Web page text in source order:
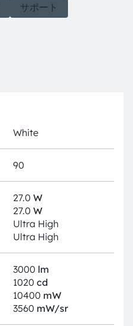
サポート
White
90
27.0 W
27.0 W
Ultra High
Ultra High
3000 lm
1020 cd
10400 mW
3560 mW/sr